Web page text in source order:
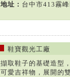
地址： 台中市413霧
鞋寶觀光工廠
擷取鞋子的基礎造型
可愛吉祥物，展開的